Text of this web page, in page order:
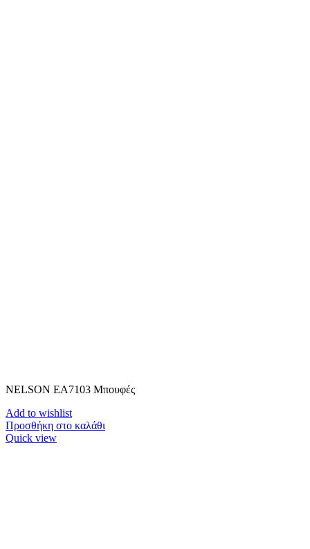
NELSON ΕΑ7103 Μπουφές
Add to wishlist
Προσθήκη στο καλάθι
Quick view